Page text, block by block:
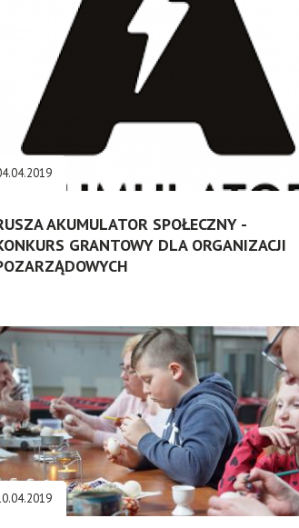
AKUMULATOR SPOŁECZNY -
GRANTOWY DLA ORGANIZACJI